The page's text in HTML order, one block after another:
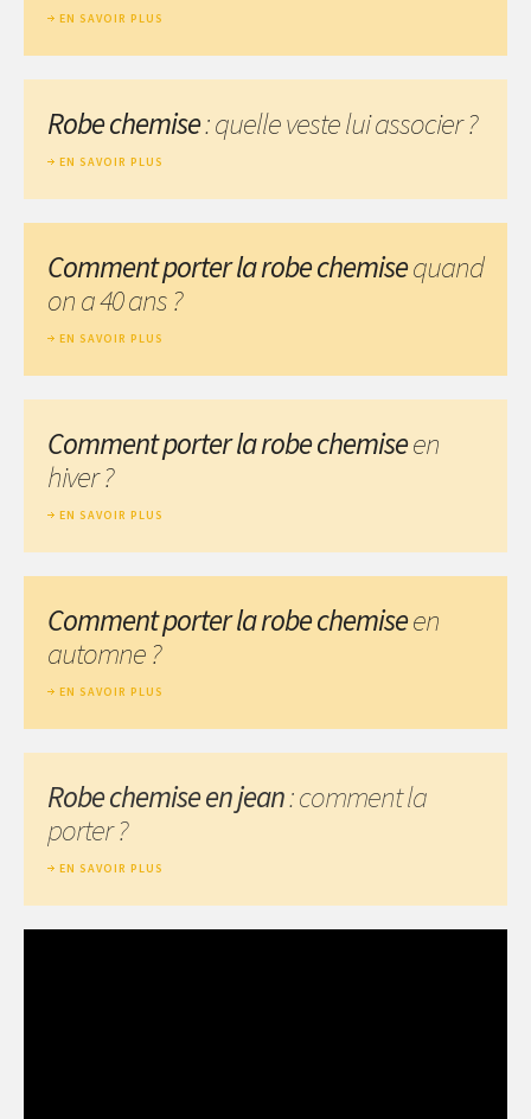
EN SAVOIR PLUS
Robe chemise: quelle veste lui associer ?
EN SAVOIR PLUS
Comment porter la robe chemisequand
on a 40 ans ?
EN SAVOIR PLUS
Comment porter la robe chemiseen
hiver ?
EN SAVOIR PLUS
Comment porter la robe chemiseen
automne ?
EN SAVOIR PLUS
Robe chemise en jean: comment la
porter ?
EN SAVOIR PLUS